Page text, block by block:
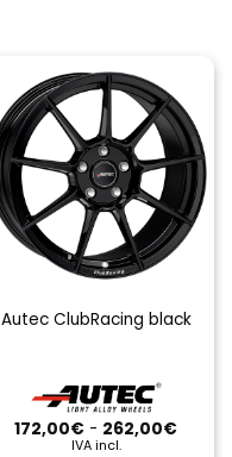
Autec ClubRacing black
172,00€ - 262,00€Fascia
IVA incl.